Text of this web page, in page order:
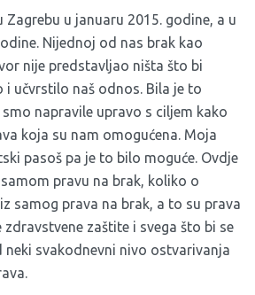
Zagrebu u januaru 2015. godine, a u
Nijednoj od nas brak kao
nije predstavljao ništa što bi
učvrstilo naš odnos. Bila je to
napravile upravo s ciljem kako
koja su nam omogućena. Moja
pasoš pa je to bilo moguće. Ovdje
pravu na brak, koliko o
samog prava na brak, a to su prava
zdravstvene zaštite i svega što bi se
svakodnevni nivo ostvarivanja